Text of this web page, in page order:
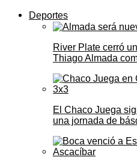
Deportes
River Plate cerró
Thiago Almada
El Chaco Juega
una jornada de